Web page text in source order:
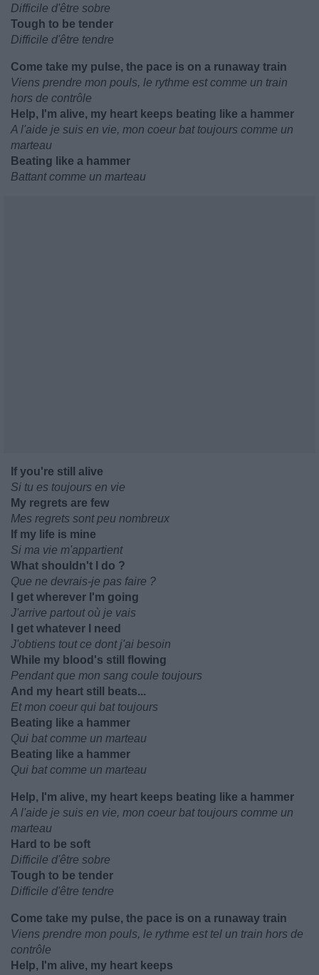
Difficile d'être sobre
Tough to be tender
Difficile d'être tendre
Come take my pulse, the pace is on a runaway train
Viens prendre mon pouls, le rythme est comme un train
hors de contrôle
Help, I'm alive, my heart keeps beating like a hammer
A l'aide je suis en vie, mon coeur bat toujours comme un
marteau
Beating like a hammer
Battant comme un marteau
If you're still alive
Si tu es toujours en vie
My regrets are few
Mes regrets sont peu nombreux
If my life is mine
Si ma vie m'appartient
What shouldn't I do ?
Que ne devrais-je pas faire ?
I get wherever I'm going
J'arrive partout où je vais
I get whatever I need
J'obtiens tout ce dont j'ai besoin
While my blood's still flowing
Pendant que mon sang coule toujours
And my heart still beats...
Et mon coeur qui bat toujours
Beating like a hammer
Qui bat comme un marteau
Beating like a hammer
Qui bat comme un marteau
Help, I'm alive, my heart keeps beating like a hammer
A l'aide je suis en vie, mon coeur bat toujours comme un
marteau
Hard to be soft
Difficile d'être sobre
Tough to be tender
Difficile d'être tendre
Come take my pulse, the pace is on a runaway train
Viens prendre mon pouls, le rythme est tel un train hors de
contrôle
Help, I'm alive, my heart keeps